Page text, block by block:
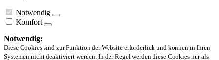
Notwendig
Komfort
Notwendig:
Diese Cookies sind zur Funktion der Website erforderlich und können in Ihren
Systemen nicht deaktiviert werden. In der Regel werden diese Cookies nur als